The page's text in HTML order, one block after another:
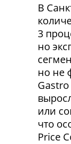
В
3
но
но не
или
что
Price